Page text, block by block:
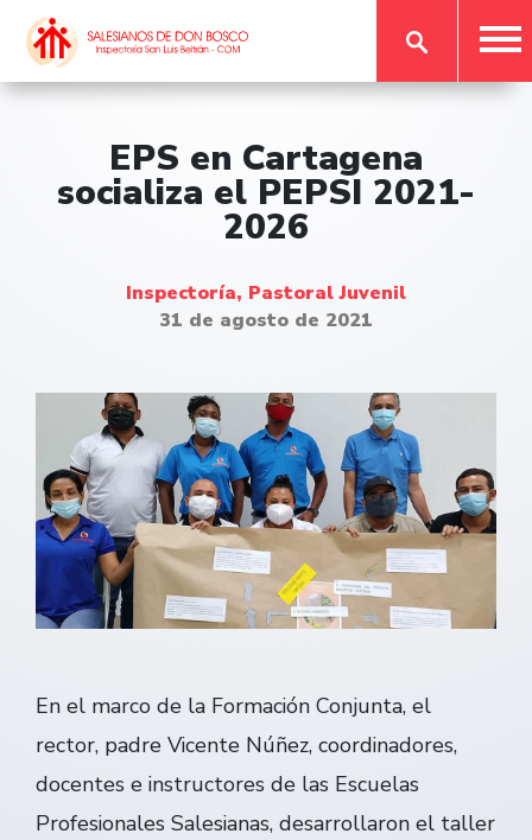
EPS en Cartagena
socializa el PEPSI 2021-
2026
Inspectoría, Pastoral Juvenil
31 de agosto de 2021
En el marco de la Formación Conjunta, el
rector, padre Vicente Núñez, coordinadores,
docentes e instructores de las Escuelas
Profesionales Salesianas, desarrollaron el taller